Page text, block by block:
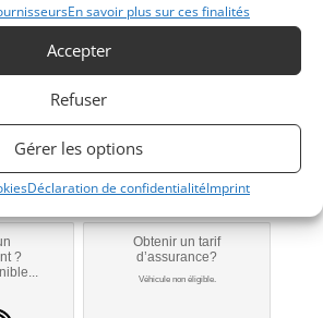
En savoir plus sur ces finalités
Accepter
Refuser
Gérer les options
Déclaration de confidentialitéImprint
le vendeur par mail
?
Obtenir un tarif
d’assurance?
Véhicule non éligible.